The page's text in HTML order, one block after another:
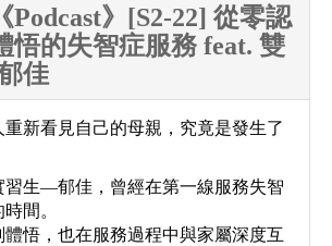
Podcast》[S2-22] 從零認
悟的失智症服務 feat. 雙
佳
新看見自己的母親，究竟是發生了
習生—郁佳，曾經在第一線服務失智
間。
悟，也在服務過程中與家屬深度互